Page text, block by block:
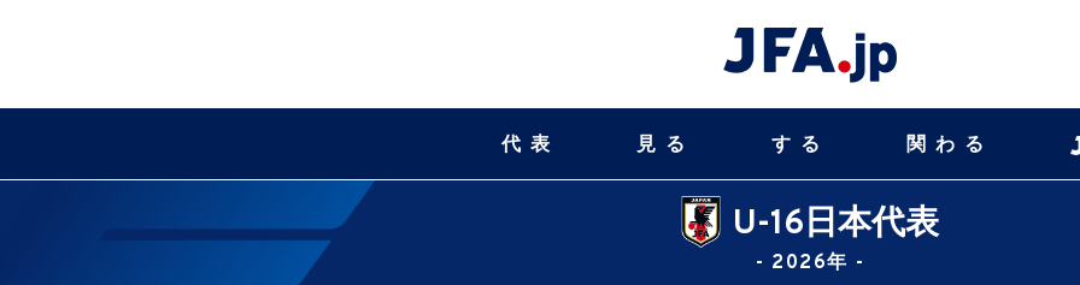
代表 見る する 関わる
U-16日本代表
- 2026年 -